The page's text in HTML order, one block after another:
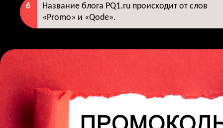
Название блога PQ1.ru происходит от слов
«Promo» и «Qode».